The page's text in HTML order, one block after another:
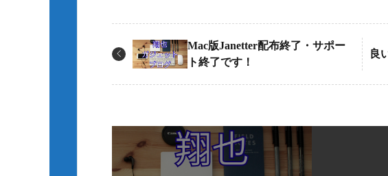
Mac版Janetter配布終了・サポー
ト終了です！
良